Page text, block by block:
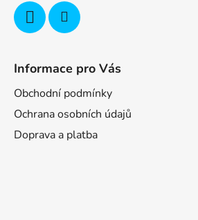
Informace pro Vás
Obchodní podmínky
Ochrana osobních údajů
Doprava a platba